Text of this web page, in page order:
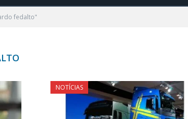
fedalto"
NOTÍCIAS